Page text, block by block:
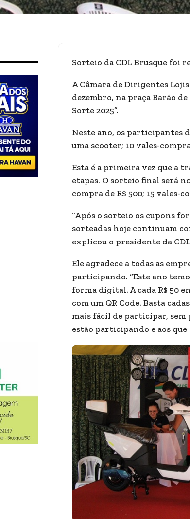
Sorteio da CDL Brusque foi
A Câmara de Dirigentes
dezembro, na praça Barão
Sorte 2025”.
Neste ano, os participantes
uma scooter; 10 vales-
Esta é a primeira vez que a
etapas. O sorteio final será
compra de R$ 500; 15 vales-
“Após o sorteio os cupons
sorteadas hoje continuam
explicou o presidente da
Ele agradece a todas as
participando. “Este ano
forma digital. A cada R$ 50
com um QR Code. Basta
mais fácil de participar, sem
estão participando e aos